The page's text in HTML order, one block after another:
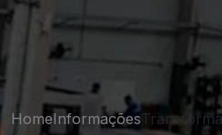
HomeInformações